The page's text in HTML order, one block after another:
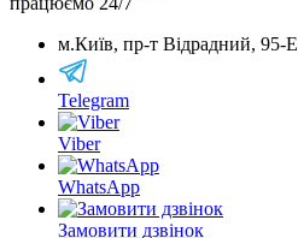
м.Київ, пр-т Відрадний, 95-Е
Telegram
Viber
WhatsApp
Замовити дзвінок